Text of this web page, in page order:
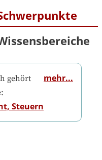
gehört
Steuern
mehr...